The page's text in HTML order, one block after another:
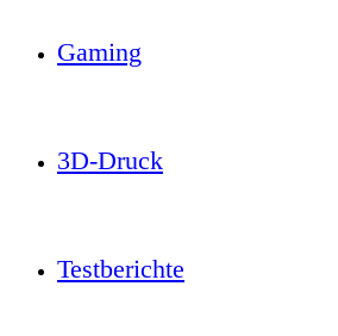
Gaming
3D-Druck
Testberichte